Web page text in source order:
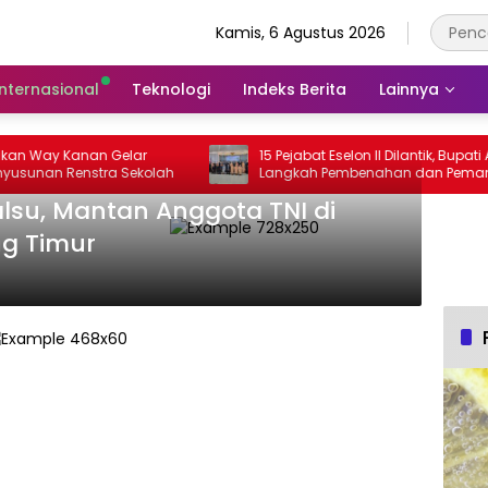
Kamis, 6 Agustus 2026
Teknologi Indeks Berita Lainnya
Kanan Gelar
Renstra Sekolah
15 Pejabat Eselon II Dilantik, Bupati Ayu:
Langkah Pembenahan dan
Organisasi
Mantan Anggota TNI di
Timur